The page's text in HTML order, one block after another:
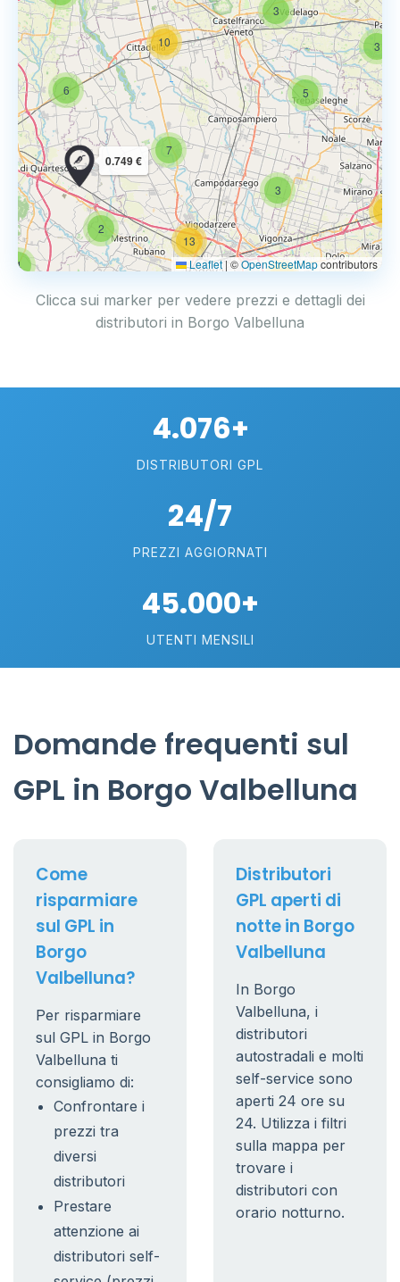
3
14
3
4
2
5
3
6
10
7
13
0.749 €
Leaflet | ©OpenStreetMapcontributors
Clicca sui marker per vedere prezzi e dettagli dei
distributori in Borgo Valbelluna
4.076+
DISTRIBUTORI GPL
24/7
PREZZI AGGIORNATI
45.000+
UTENTI MENSILI
Domande frequenti sul
GPL in Borgo Valbelluna
Come
risparmiare
sul GPL in
Borgo
Valbelluna?
Per risparmiare
sul GPL in Borgo
Valbelluna ti
consigliamo di:
Confrontare i
prezzi tra
diversi
distributori
Prestare
attenzione ai
distributori self-
Distributori
GPL aperti di
notte in Borgo
Valbelluna
In Borgo
Valbelluna, i
distributori
autostradali e molti
self-service sono
aperti 24 ore su
24. Utilizza i filtri
sulla mappa per
trovare i
distributori con
orario notturno.